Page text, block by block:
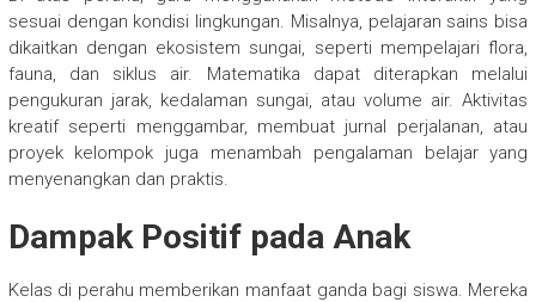
sesuai dengan kondisi lingkungan. Misalnya, pelajaran sains bisa
dikaitkan dengan ekosistem sungai, seperti mempelajari flora,
fauna, dan siklus air. Matematika dapat diterapkan melalui
pengukuran jarak, kedalaman sungai, atau volume air. Aktivitas
kreatif seperti menggambar, membuat jurnal perjalanan, atau
proyek kelompok juga menambah pengalaman belajar yang
menyenangkan dan praktis.
Dampak Positif pada Anak
Kelas di perahu memberikan manfaat ganda bagi siswa. Mereka